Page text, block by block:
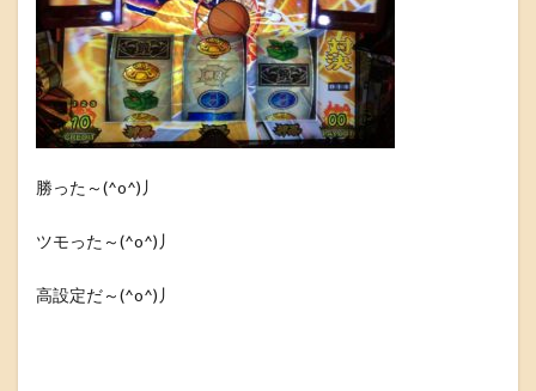
勝った～(^o^)丿
ツモった～(^o^)丿
高設定だ～(^o^)丿